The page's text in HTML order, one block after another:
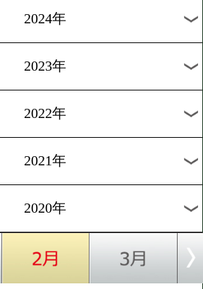
縄・糸満市サムシングフォー西崎
/10000円/8000円/7000円/6000円/
ユース・Sフェザー級王座決定戦
:10000円/8000円/6000円/4000円
月別のタイトル戦
2026年